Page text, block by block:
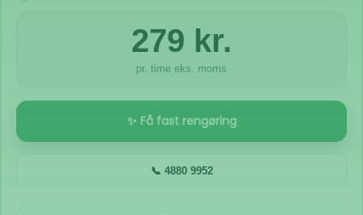
279 kr.
pr. time eks. moms
✨ Få fast rengøring
📞 4880 9952